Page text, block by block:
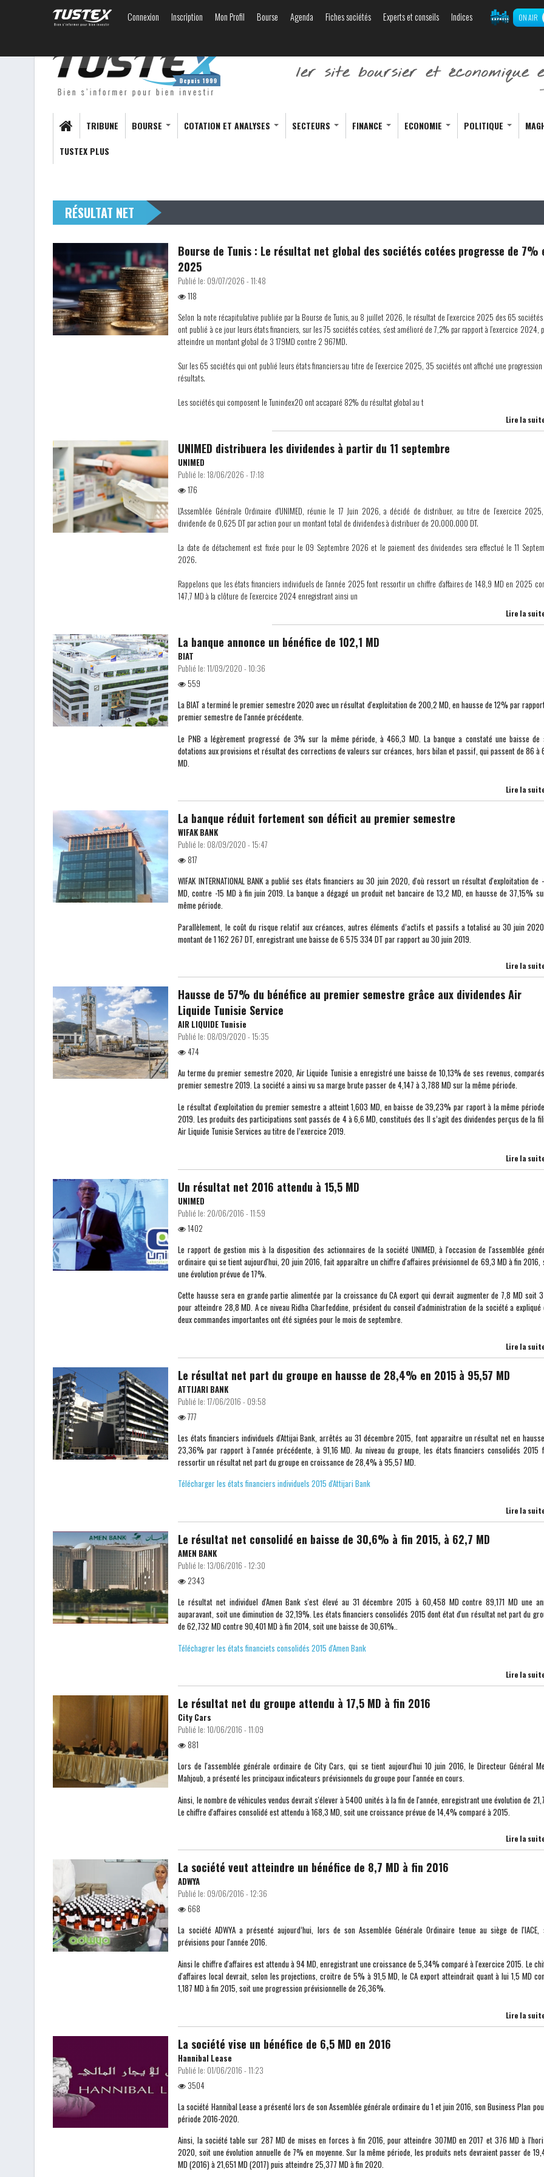
contenu
principal
Connexion Inscription Mon Profil Bourse Agenda Fiches sociétés Experts et conseils Indices ON AIR
TRIBUNE BOURSE COTATION ET ANALYSES SECTEURS FINANCE ECONOMIE POLITIQUE
TUSTEX PLUS
RÉSULTAT NET
Bourse de Tunis : Le résultat net global des sociétés cotées progresse de 7%
2025
Publié le: 09/07/2026 - 11:48
118
Selon la note récapitulative publiée par la Bourse de Tunis, au 8 juillet 2026, le résultat de l’exercice 2025 des 65
ont publié à ce jour leurs états financiers, sur les 75 sociétés cotées, s’est amélioré de 7,2% par rapport à l’exercice 2024,
atteindre un montant global de 3 179MD contre 2 967MD.
Sur les 65 sociétés qui ont publié leurs états financiers au titre de l’exercice 2025, 35 sociétés ont affiché une progression
résultats.
Les sociétés qui composent le Tunindex20 ont accaparé 82% du résultat global au t
Lire la
UNIMED distribuera les dividendes à partir du 11 septembre
UNIMED
Publié le:18/06/2026 - 17:18
176
L'Assemblée Générale Ordinaire d'UNIMED, réunie le 17 Juin 2026, a décidé de distribuer, au titre de l’exercice
dividende de 0,625 DT par action pour un montant total de dividendes à distribuer de 20.000.000 DT.
La date de détachement est fixée pour le 09 Septembre 2026 et le paiement des dividendes sera effectué le 11
2026.
Rappelons que les états financiers individuels de l’année 2025 font ressortir un chiffre d’affaires de 148,9 MD en 2025
147,7 MD à la clôture de l’exercice 2024 enregistrant ainsi un
Lire la
La banque annonce un bénéfice de 102,1 MD
BIAT
Publié le:11/09/2020 - 10:36
559
La BIAT a terminé le premier semestre 2020 avec un résultat d'exploitation de 200,2 MD, en hausse de 12% par
premier semestre de l'année précédente.
Le PNB a légèrement progressé de 3% sur la même période, à 466,3 MD. La banque a constaté une baisse de
dotations aux provisions et résultat des corrections de valeurs sur créances, hors bilan et passif, qui passent de 86 à
MD.
Lire la
La banque réduit fortement son déficit au premier semestre
WIFAK BANK
Publié le: 08/09/2020 - 15:47
817
WIFAK INTERNATIONAL BANK a publié ses états financiers au 30 juin 2020, d'où ressort un résultat d'exploitation de
MD, contre -15 MD à fin juin 2019. La banque a dégagé un produit net bancaire de 13,2 MD, en hausse de 37,15%
même période.
Parallèlement, le coût du risque relatif aux créances, autres éléments d’actifs et passifs a totalisé au 30 juin
montant de 1 162 267 DT, enregistrant une baisse de 6 575 334 DT par rapport au 30 juin 2019.
Lire la
Hausse de 57% du bénéfice au premier semestre grâce aux dividendes Air
Liquide Tunisie Service
AIR LIQUIDE Tunisie
Publié le: 08/09/2020 - 15:35
474
Au terme du premier semestre 2020, Air Liquide Tunisie a enregistré une baisse de 10,13% de ses revenus,
premier semestre 2019. La société a ainsi vu sa marge brute passer de 4,147 à 3,788 MD sur la même période.
Le résultat d'exploitation du premier semestre a atteint 1,603 MD, en baisse de 39,23% par raport à la même
2019. Les produits des participations sont passés de 4 à 6,6 MD, constitués des Il s’agit des dividendes perçus de la
Air Liquide Tunisie Services au titre de l’exercice 2019.
Lire la
Un résultat net 2016 attendu à 15,5 MD
UNIMED
Publié le: 20/06/2016 - 11:59
1402
Le rapport de gestion mis à la disposition des actionnaires de la société UNIMED, à l'occasion de l'assemblée
ordinaire qui se tient aujourd'hui, 20 juin 2016, fait apparaître un chiffre d'affaires prévisionnel de 69,3 MD à fin 2016,
une évolution prévue de 17%.
Cette hausse sera en grande partie alimentée par la croissance du CA export qui devrait augmenter de 7,8 MD soit
pour atteindre 28,8 MD. A ce niveau Ridha Charfeddine, président du conseil d'administration de la société a expliqué
deux commandes importantes ont été signées pour le mois de septembre.
Lire la
Le résultat net part du groupe en hausse de 28,4% en 2015 à 95,57 MD
ATTIJARI BANK
Publié le:17/06/2016 - 09:58
777
Les états financiers individuels d'Attijai Bank, arrêtés au 31 décembre 2015, font apparaitre un résultat net en
23,36% par rapport à l'année précédente, à 91,16 MD. Au niveau du groupe, les états financiers consolidés 2015
ressortir un résultat net part du groupe en croissance de 28,4% à 95,57 MD.
Télécharger les états financiers individuels 2015 d'Attijari Bank
Lire la
Le résultat net consolidé en baisse de 30,6% à fin 2015, à 62,7 MD
AMEN BANK
Publié le:13/06/2016 - 12:30
2343
Le résultat net individuel d'Amen Bank s'est élevé au 31 décembre 2015 à 60,458 MD contre 89,171 MD une
auparavant, soit une diminution de 32,19%. Les états financiers consolidés 2015 dont état d'un résultat net part du
de 62,732 MD contre 90,401 MD à fin 2014, soit une baisse de 30,61%..
Téléchagrer les états financiets consolidés 2015 d'Amen Bank
Lire la
Le résultat net du groupe attendu à 17,5 MD à fin 2016
City Cars
Publié le:10/06/2016 - 11:09
881
Lors de l'assemblée générale ordinaire de City Cars, qui se tient aujourd'hui 10 juin 2016, le Directeur Général
Mahjoub, a présenté les principaux indicateurs prévisionnels du groupe pour l'année en cours.
Ainsi, le nombre de véhicules vendus devrait s'élever à 5400 unités à la fin de l'année, enregistrant une évolution de
Le chiffre d'affaires consolidé est attendu à 168,3 MD, soit une croissance prévue de 14,4% comparé à 2015.
Lire la
La société veut atteindre un bénéfice de 8,7 MD à fin 2016
ADWYA
Publié le: 09/06/2016 - 12:36
668
La société ADWYA a présenté aujourd’hui, lors de son Assemblée Générale Ordinaire tenue au siège de l'IACE,
prévisions pour l'année 2016.
Ainsi le chiffre d'affaires est attendu à 94 MD, enregistrant une croissance de 5,34% comparé à l'exercice 2015. Le
d'affaires local devrait, selon les projections, croitre de 5% à 91,5 MD, le CA export atteindrait quant à lui 1,5 MD
1,187 MD à fin 2015, soit une progression prévisionnelle de 26,36%.
Lire la
La société vise un bénéfice de 6,5 MD en 2016
Hannibal Lease
Publié le: 01/06/2016 - 11:23
3504
La société Hannibal Lease a présenté lors de son Assemblée générale ordinaire du 1 et juin 2016, son Business Plan
période 2016-2020.
Ainsi, la société table sur 287 MD de mises en forces à fin 2016, pour atteindre 307MD en 2017 et 376 MD à
2020, soit une évolution annuelle de 7% en moyenne. Sur la même période, les produits nets devraient passer de
MD (2016) à 21,651 MD (2017) puis atteindre 25,377 MD à fin 2020.